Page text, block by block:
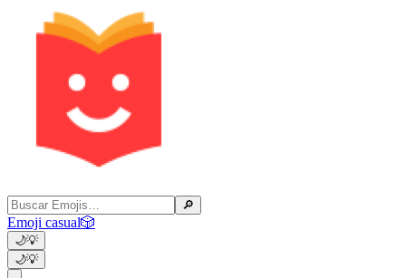
🔎
Emoji casual🎲
🌙💡
🌙💡